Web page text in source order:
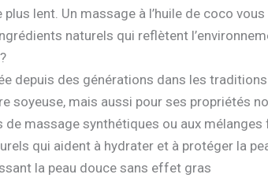
lent. Un massage à l’huile de coco
naturels qui reflètent
depuis des générations dans les
soyeuse, mais aussi pour ses propriétés
de massage synthétiques ou aux
qui aident à hydrater et à protéger la
la peau douce sans effet gras